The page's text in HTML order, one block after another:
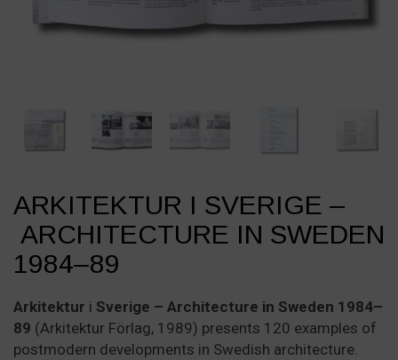
ARKITEKTUR I SVERIGE –
ARCHITECTURE IN SWEDEN
1984–89
Arkitektur i Sverige – Architecture in Sweden 1984–
89 (Arkitektur Förlag, 1989) presents 120 examples of
postmodern developments in Swedish architecture.